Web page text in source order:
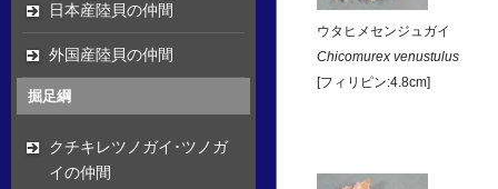
ウタヒメセンジュガイ
Chicomurex venustulus
[フィリピン:4.8cm]
日本産陸貝の仲間
外国産陸貝の仲間
掘足綱
クチキレツノガイ･ツノガ
イの仲間